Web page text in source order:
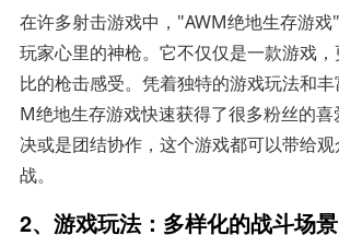
在许多射击游戏中，"AWM绝地生存游
玩家心里的神枪。它不仅仅是一款游戏
比的枪击感受。凭着独特的游戏玩法和
M绝地生存游戏快速获得了很多粉丝的
决或是团结协作，这个游戏都可以带给
战。
2、游戏玩法：多样化的战斗场景